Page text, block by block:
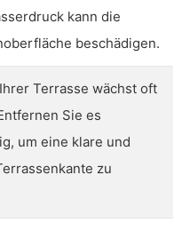
kann die
beschädigen.
Terrasse wächst oft
Sie es
um eine klare und
zu